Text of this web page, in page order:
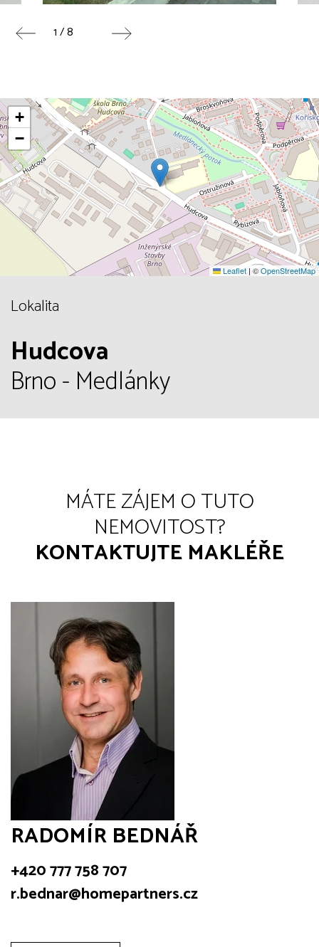
1 / 8
+
−
Leaflet | ©OpenStreetMap
Lokalita
Hudcova
Brno - Medlánky
MÁTE ZÁJEM O TUTO
NEMOVITOST?
KONTAKTUJTE MAKLÉŘE
RADOMÍR BEDNÁŘ
+420 777 758 707
r.bednar@homepartners.cz